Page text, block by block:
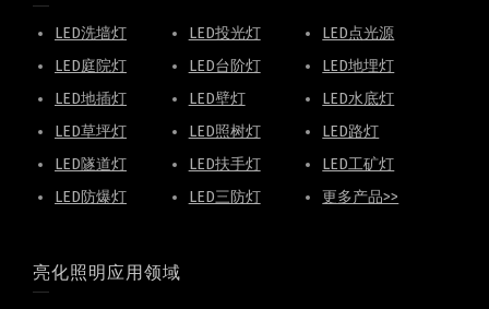
LED洗墙灯 LED投光灯
LED点光源
LED庭院灯
LED台阶灯
LED地埋灯
LED地插灯
LED壁灯
LED水底灯
LED草坪灯
LED照树灯
LED路灯
LED隧道灯
LED扶手灯
LED工矿灯
LED防爆灯
LED三防灯 更多产品>>
亮化照明应用领域